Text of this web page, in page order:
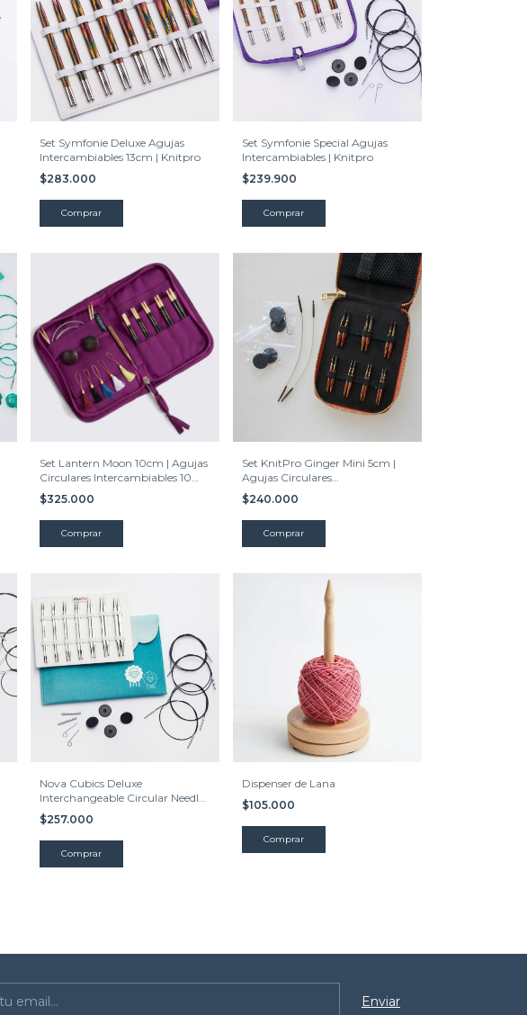
Set Symfonie Deluxe Agujas
Intercambiables 13cm | Knitpro
$283.000
Set Symfonie Special Agujas
Intercambiables | Knitpro
$239.900
Set Lantern Moon 10cm | Agujas
Circulares Intercambiables 10
cms.
$325.000
Set KnitPro Ginger Mini 5cm |
Agujas Circulares
Intercambiables 5 cms.
$240.000
Nova Cubics Deluxe
Interchangeable Circular Needles
Set - 13cm
$257.000
Dispenser de Lana
$105.000